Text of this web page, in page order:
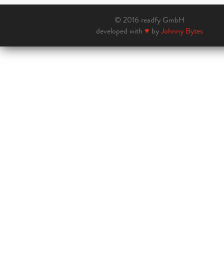
© 2016 readfy GmbH
developed with ♥ byJohnny Bytes